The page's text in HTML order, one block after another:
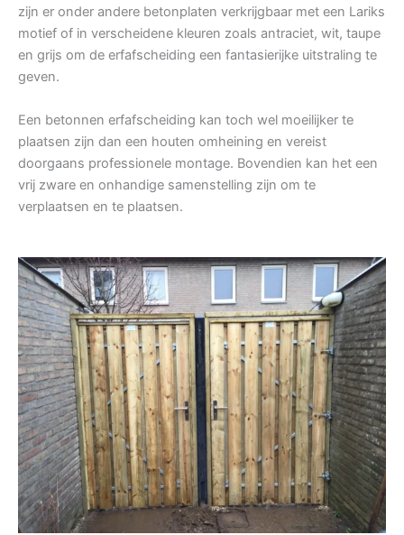
zijn er onder andere betonplaten verkrijgbaar met een Lariks
motief of in verscheidene kleuren zoals antraciet, wit, taupe
en grijs om de erfafscheiding een fantasierijke uitstraling te
geven.
Een betonnen erfafscheiding kan toch wel moeilijker te
plaatsen zijn dan een houten omheining en vereist
doorgaans professionele montage. Bovendien kan het een
vrij zware en onhandige samenstelling zijn om te
verplaatsen en te plaatsen.